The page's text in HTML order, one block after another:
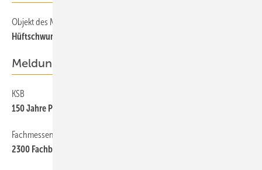
Objekt des Monats 2021-11
Hüftschwung mit Wohnungsstationen
Meldungen
KSB
150 Jahre Pumpen und Armaturen
Fachmessen
2300 Fachbesucher auf der Indoor-Air